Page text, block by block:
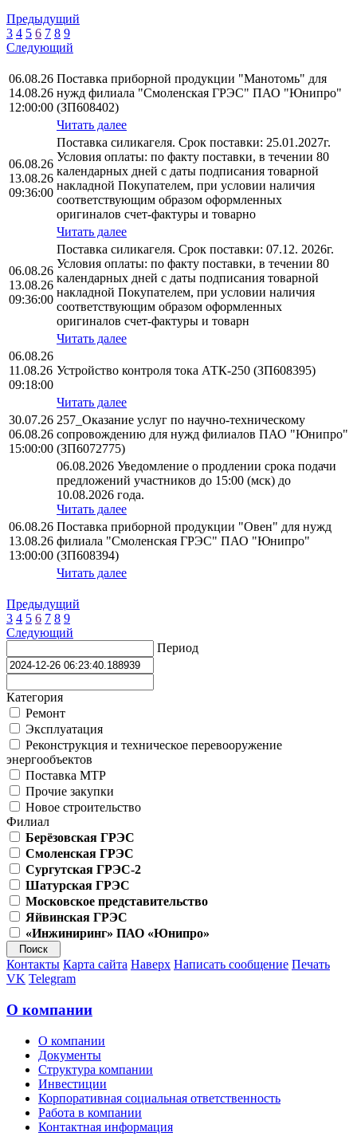
Предыдущий
3 4 5 6 7 8 9
Следующий
06.08.26
14.08.26
12:00:00
Поставка приборной продукции "Манотомь" для
нужд филиала "Смоленская ГРЭС" ПАО "Юнипро"
(ЗП608402)
Читать далее
06.08.26
13.08.26
09:36:00
Поставка силикагеля. Срок поставки: 25.01.2027г.
Условия оплаты: по факту поставки, в течении 80
календарных дней с даты подписания товарной
накладной Покупателем, при условии наличия
соответствующим образом оформленных
оригиналов счет-фактуры и товарно
Читать далее
06.08.26
13.08.26
09:36:00
Поставка силикагеля. Срок поставки: 07.12. 2026г.
Условия оплаты: по факту поставки, в течении 80
календарных дней с даты подписания товарной
накладной Покупателем, при условии наличия
соответствующим образом оформленных
оригиналов счет-фактуры и товарн
Читать далее
06.08.26
11.08.26
09:18:00
Устройство контроля тока АТК-250 (ЗП608395)
Читать далее
30.07.26
06.08.26
15:00:00
257_Оказание услуг по научно-техническому
сопровождению для нужд филиалов ПАО "Юнипро"
(ЗП6072775)
06.08.2026 Уведомление о продлении срока подачи
предложений участников до 15:00 (мск) до
10.08.2026 года.
Читать далее
06.08.26
13.08.26
13:00:00
Поставка приборной продукции "Овен" для нужд
филиала "Смоленская ГРЭС" ПАО "Юнипро"
(ЗП608394)
Читать далее
Предыдущий
3 4 5 6 7 8 9
Следующий
Период
Категория
Ремонт
Эксплуатация
Реконструкция и техническое перевооружение
энергообъектов
Поставка МТР
Прочие закупки
Новое строительство
Филиал
Берёзовская ГРЭС
Смоленская ГРЭС
Сургутская ГРЭС-2
Шатурская ГРЭС
Московское представительство
Яйвинская ГРЭС
«Инжиниринг» ПАО «Юнипро»
Контакты Карта сайта Наверх Написать сообщение Печать
VK Telegram
О компании
О компании
Документы
Структура компании
Инвестиции
Корпоративная социальная ответственность
Работа в компании
Контактная информация